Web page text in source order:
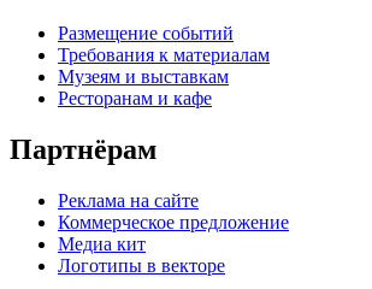
Размещение событий
Требования к материалам
Музеям и выставкам
Ресторанам и кафе
Партнёрам
Реклама на сайте
Коммерческое предложение
Медиа кит
Логотипы в векторе